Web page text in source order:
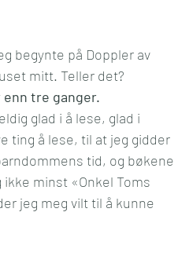
begynte på Doppler av
mitt. Teller det?
tre ganger.
glad i å lese, glad i
ting å lese, til at jeg gidder
tid, og bøkene
minst «Onkel Toms
jeg meg vilt til å kunne